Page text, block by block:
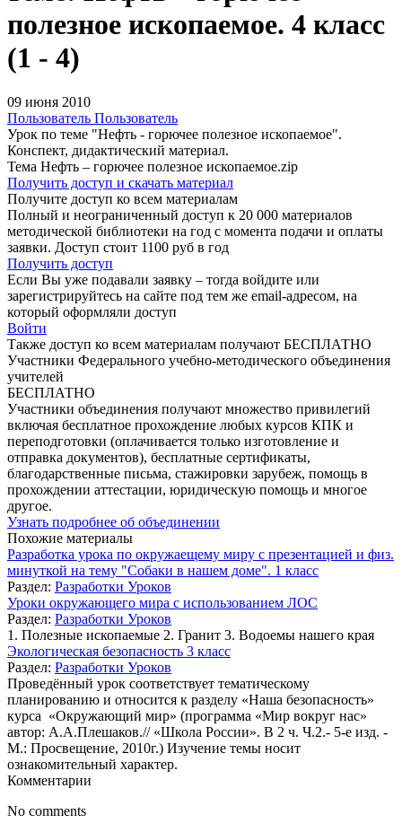
полезное ископаемое. 4 класс
(1 - 4)
09 июня 2010
Пользователь Пользователь
Урок по теме "Нефть - горючее полезное ископаемое".
Конспект, дидактический материал.
Тема Нефть – горючее полезное ископаемое.zip
Получить доступ и скачать материал
Получите доступ ко всем материалам
Полный и неограниченный доступ к 20 000 материалов
методической библиотеки на год с момента подачи и оплаты
заявки. Доступ стоит 1100 руб в год
Получить доступ
Если Вы уже подавали заявку – тогда войдите или
зарегистрируйтесь на сайте под тем же email-адресом, на
который оформляли доступ
Войти
Также доступ ко всем материалам получают БЕСПЛАТНО
Участники Федерального учебно-методического объединения
учителей
БЕСПЛАТНО
Участники объединения получают множество привилегий
включая бесплатное прохождение любых курсов КПК и
переподготовки (оплачивается только изготовление и
отправка документов), бесплатные сертификаты,
благодарственные письма, стажировки зарубеж, помощь в
прохождении аттестации, юридическую помощь и многое
другое.
Узнать подробнее об объединении
Похожие материалы
Разработка урока по окружаещему миру с презентацией и физ.
минуткой на тему "Собаки в нашем доме". 1 класс
Раздел: Разработки Уроков
Уроки окружающего мира с использованием ЛОС
Раздел: Разработки Уроков
1. Полезные ископаемые 2. Гранит 3. Водоемы нашего края
Экологическая безопасность 3 класс
Раздел: Разработки Уроков
Проведённый урок соответствует тематическому
планированию и относится к разделу «Наша безопасность»
курса «Окружающий мир» (программа «Мир вокруг нас»
автор: А.А.Плешаков.// «Школа России». В 2 ч. Ч.2.- 5-е изд. -
М.: Просвещение, 2010г.) Изучение темы носит
ознакомительный характер.
Комментарии
No comments